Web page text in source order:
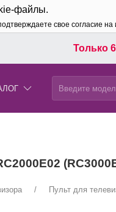
файлы.
свое согласие
Только
Пульт для